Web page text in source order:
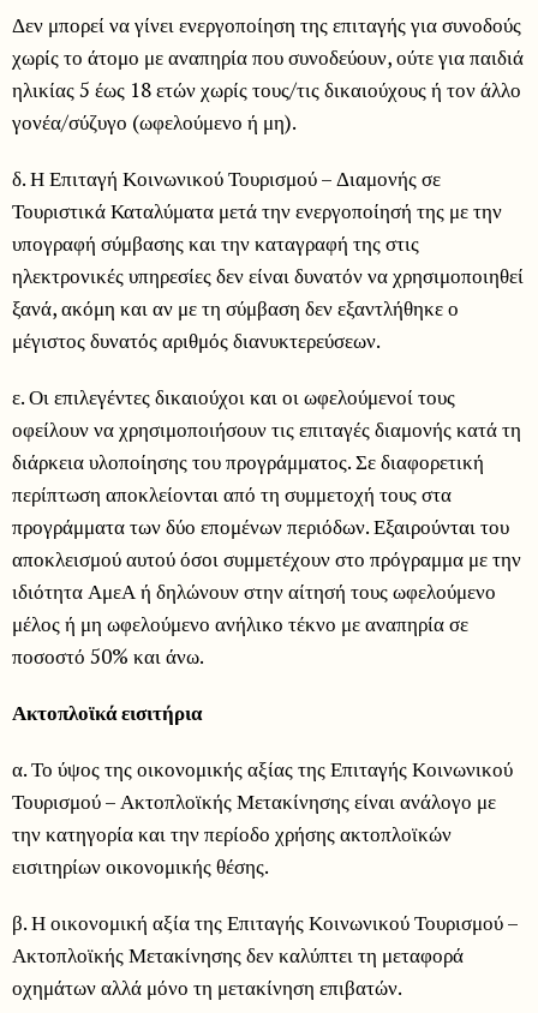
Δεν μπορεί να γίνει ενεργοποίηση της επιταγής για συνοδούς
χωρίς το άτομο με αναπηρία που συνοδεύουν, ούτε για παιδιά
ηλικίας 5 έως 18 ετών χωρίς τους/τις δικαιούχους ή τον άλλο
γονέα/σύζυγο (ωφελούμενο ή μη).
δ. Η Επιταγή Κοινωνικού Τουρισμού – Διαμονής σε
Τουριστικά Καταλύματα μετά την ενεργοποίησή της με την
υπογραφή σύμβασης και την καταγραφή της στις
ηλεκτρονικές υπηρεσίες δεν είναι δυνατόν να χρησιμοποιηθεί
ξανά, ακόμη και αν με τη σύμβαση δεν εξαντλήθηκε ο
μέγιστος δυνατός αριθμός διανυκτερεύσεων.
ε. Οι επιλεγέντες δικαιούχοι και οι ωφελούμενοί τους
οφείλουν να χρησιμοποιήσουν τις επιταγές διαμονής κατά τη
διάρκεια υλοποίησης του προγράμματος. Σε διαφορετική
περίπτωση αποκλείονται από τη συμμετοχή τους στα
προγράμματα των δύο επομένων περιόδων. Εξαιρούνται του
αποκλεισμού αυτού όσοι συμμετέχουν στο πρόγραμμα με την
ιδιότητα ΑμεΑ ή δηλώνουν στην αίτησή τους ωφελούμενο
μέλος ή μη ωφελούμενο ανήλικο τέκνο με αναπηρία σε
ποσοστό 50% και άνω.
Ακτοπλοϊκά εισιτήρια
α. Το ύψος της οικονομικής αξίας της Επιταγής Κοινωνικού
Τουρισμού – Ακτοπλοϊκής Μετακίνησης είναι ανάλογο με
την κατηγορία και την περίοδο χρήσης ακτοπλοϊκών
εισιτηρίων οικονομικής θέσης.
β. Η οικονομική αξία της Επιταγής Κοινωνικού Τουρισμού –
Ακτοπλοϊκής Μετακίνησης δεν καλύπτει τη μεταφορά
οχημάτων αλλά μόνο τη μετακίνηση επιβατών.